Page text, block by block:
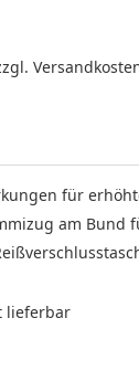
für
am Bund
lieferbar